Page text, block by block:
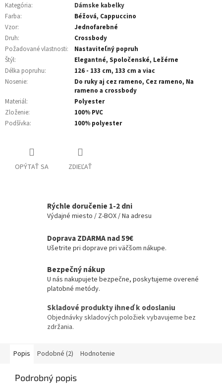
Kategória:
Dámske kabelky
Farba:
Béžová, Cappuccino
Vzor:
Jednofarebné
Druh:
Crossbody
Požadované vlastnosti:
Nastaviteľný popruh
Štýl:
Elegantné, Spoločenské, Ležérne
Délka popruhu:
126 - 133 cm, 133 cm a viac
Nosenie:
Do ruky aj cez rameno, Cez rameno, Na
rameno a crossbody
Materiál:
Polyester
Zloženie:
100% PVC
Podšívka: 100% polyester
OPÝTAŤ SA ZDIEĽAŤ
Rýchle doručenie 1-2 dni
Výdajné miesto / Z-BOX / Na adresu
Doprava ZDARMA nad 59€
Ušetrite pri doprave pri väčšom nákupe.
Bezpečný nákup
U nás nakupujete bezpečne, poskytujeme overené
platobné metódy.
Skladové produkty ihneď k odoslaniu
Objednávky skladových položiek vybavujeme bez
zdržania.
Popis Podobné (2) Hodnotenie
Podrobný popis